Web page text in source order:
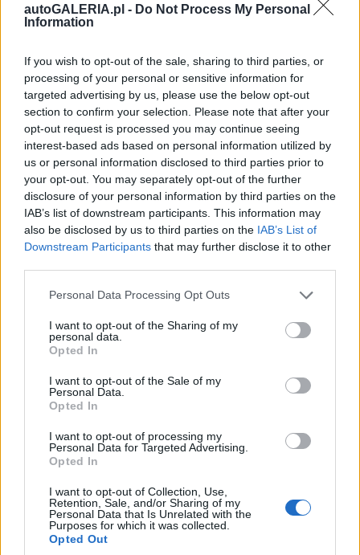
autoGALERIA.pl - Do Not Process My Personal
Information
If you wish to opt-out of the sale, sharing to third parties, or
processing of your personal or sensitive information for
targeted advertising by us, please use the below opt-out
section to confirm your selection. Please note that after your
opt-out request is processed you may continue seeing
interest-based ads based on personal information utilized by
us or personal information disclosed to third parties prior to
your opt-out. You may separately opt-out of the further
disclosure of your personal information by third parties on the
IAB’s list of downstream participants. This information may
also be disclosed by us to third parties on the IAB’s List of
Downstream Participants that may further disclose it to other
Please note that this website/app uses one or more Google
not limited to your visit or usage behaviour. You may click to
grant or deny consent to Google and its third-party tags to
use your data for below specified purposes in below Google
consent section.
Personal Data Processing Opt Outs
I want to opt-out of the Sharing of my
personal data.
Opted In
I want to opt-out of the Sale of my
Personal Data.
Opted In
I want to opt-out of processing my
Personal Data for Targeted Advertising.
Opted In
I want to opt-out of Collection, Use,
Retention, Sale, and/or Sharing of my
Personal Data that Is Unrelated with the
Purposes for which it was collected.
Opted Out